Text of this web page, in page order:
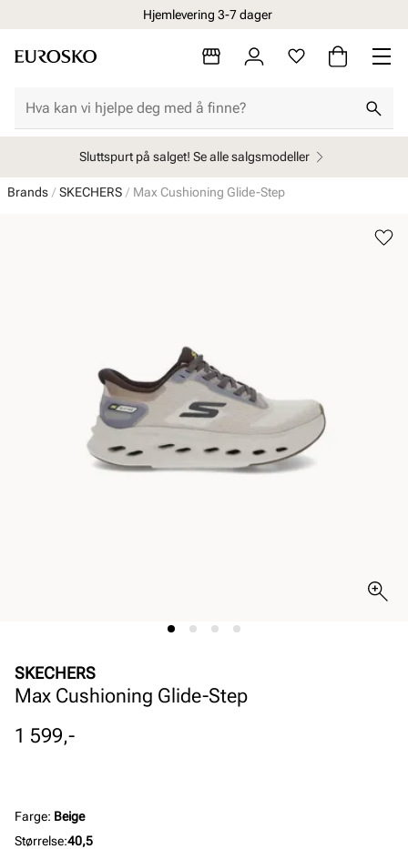
Hjemlevering 3-7 dager
Sluttspurt på salget! Se alle salgsmodeller
Brands SKECHERS Max Cushioning Glide-Step
SKECHERS
Max Cushioning Glide-Step
Pris
1 599,-
Farge: Beige
Størrelse:40,5